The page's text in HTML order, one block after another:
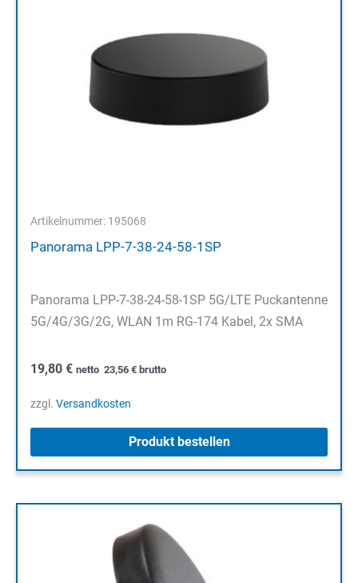
Artikelnummer: 195068
Panorama LPP-7-38-24-58-1SP
Panorama LPP-7-38-24-58-1SP 5G/LTE Puckantenne
5G/4G/3G/2G, WLAN 1m RG-174 Kabel, 2x SMA
19,80 € netto 23,56 € brutto
zzgl. Versandkosten
Produkt bestellen